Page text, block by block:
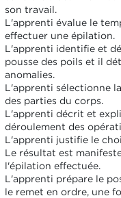
son travail.
L'apprenti évalue le
effectuer une épilation.
L'apprenti identifie et
pousse des poils et il
anomalies.
L'apprenti sélectionne
des parties du corps.
L'apprenti décrit et
déroulement des
L'apprenti justifie le
Le résultat est
l'épilation effectuée.
L'apprenti prépare le
le remet en ordre, une